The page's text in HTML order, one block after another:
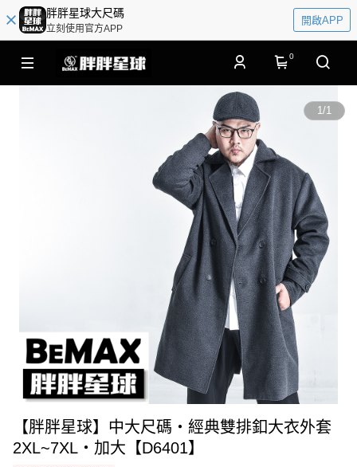
胖胖星球大尺碼
立刻使用官方APP
開啟APP
0
1/1
【胖胖星球】中大尺碼‧經典雙排釦大衣外套
2XL~7XL‧加大【D6401】